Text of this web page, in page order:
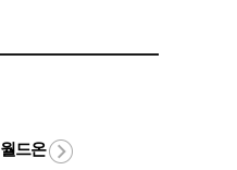
월드온